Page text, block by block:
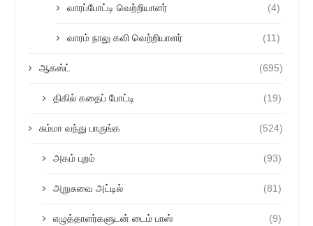
வாரப்போட்டி வெற்றியாளர் (4)
வாரம் நாலு கவி வெற்றியாளர் (11)
ஆகஸ்ட் (695)
திகில் கதைப் போட்டி (19)
சும்மா வந்து பாருங்க (524)
அகம் புறம் (93)
அறுசுவை அட்டில் (81)
எழுத்தாளர்களுடன் டைம் பாஸ் (9)